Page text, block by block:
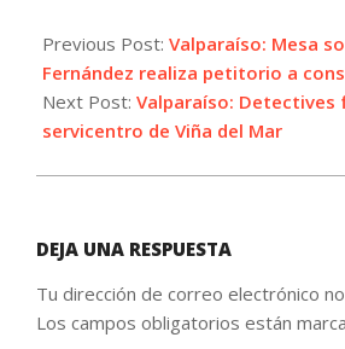
10-
19
Previous Post: Valparaíso: Mesa
Fernández realiza petitorio a
Next Post: Valparaíso:
servicentro de Viña del Mar
DEJA UNA RESPUESTA
Tu dirección de correo electrónico
Los campos obligatorios están